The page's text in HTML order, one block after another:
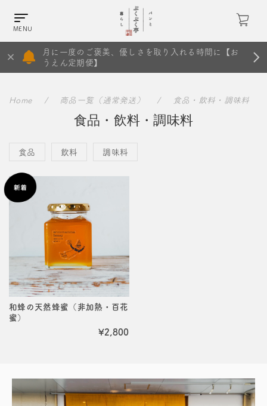
月に一度のご褒美、優しさを取り入れる時間に【お
うえん定期便】
Home 商品一覧（通常発送） 食品・飲料・調味料
食品・飲料・調味料
食品 飲料 調味料
和蜂の天然蜂蜜（非加熱・百花
蜜）
¥2,800